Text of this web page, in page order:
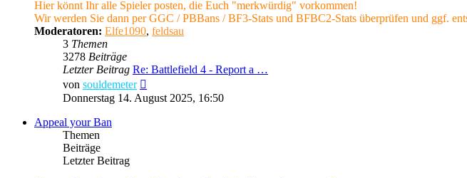
Hier könnt Ihr alle Spieler posten, die Euch "merkwürdig" vorkommen!
Wir werden Sie dann per GGC / PBBans / BF3-Stats und BFBC2-Stats überprüfen und ggf.
Moderatoren: Elfe1090, feldsau
3 Themen
3278 Beiträge
Letzter Beitrag Re: Battlefield 4 - Report a …
von souldemeter
Beitrag
Donnerstag 14. August 2025, 16:50
Appeal your Ban
Themen
Beiträge
Letzter Beitrag